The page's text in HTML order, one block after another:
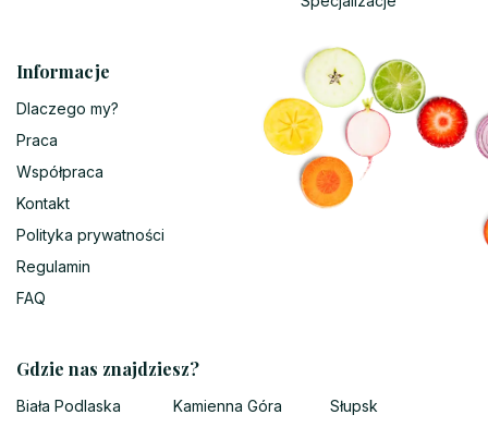
Informacje
Dlaczego my?
Praca
Współpraca
Kontakt
Polityka prywatności
Regulamin
FAQ
Gdzie nas znajdziesz?
Biała Podlaska
Kamienna Góra
Słupsk